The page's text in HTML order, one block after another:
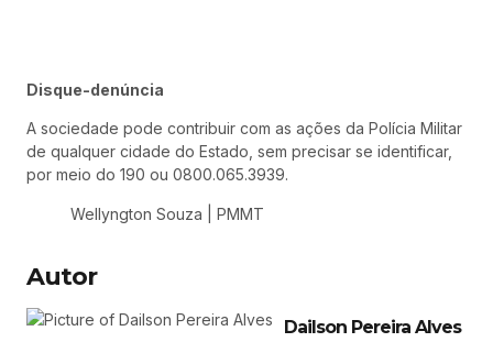
Disque-denúncia
A sociedade pode contribuir com as ações da Polícia Militar
de qualquer cidade do Estado, sem precisar se identificar,
por meio do 190 ou 0800.065.3939.
Wellyngton Souza | PMMT
Autor
Dailson Pereira Alves